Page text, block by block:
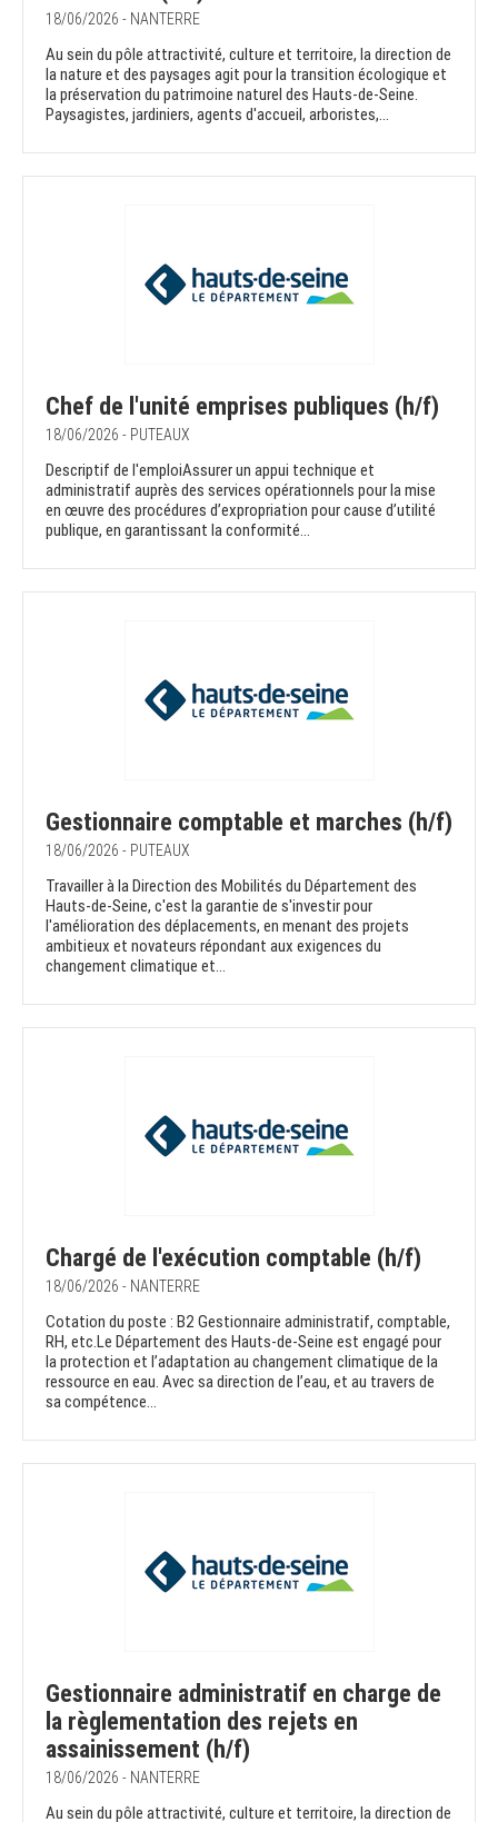
18/06/2026 - NANTERRE
Au sein du pôle attractivité, culture et territoire, la direction de
la nature et des paysages agit pour la transition écologique et
la préservation du patrimoine naturel des Hauts-de-Seine.
Paysagistes, jardiniers, agents d'accueil, arboristes,...
Chef de l'unité emprises publiques (h/f)
18/06/2026 - PUTEAUX
Descriptif de l'emploiAssurer un appui technique et
administratif auprès des services opérationnels pour la mise
en œuvre des procédures d’expropriation pour cause d’utilité
publique, en garantissant la conformité...
Gestionnaire comptable et marches (h/f)
18/06/2026 - PUTEAUX
Travailler à la Direction des Mobilités du Département des
Hauts-de-Seine, c'est la garantie de s'investir pour
l'amélioration des déplacements, en menant des projets
ambitieux et novateurs répondant aux exigences du
changement climatique et...
Chargé de l'exécution comptable (h/f)
18/06/2026 - NANTERRE
Cotation du poste : B2 Gestionnaire administratif, comptable,
RH, etc.Le Département des Hauts-de-Seine est engagé pour
la protection et l’adaptation au changement climatique de la
ressource en eau. Avec sa direction de l’eau, et au travers de
sa compétence...
Gestionnaire administratif en charge de
la règlementation des rejets en
assainissement (h/f)
18/06/2026 - NANTERRE
Au sein du pôle attractivité, culture et territoire, la direction de